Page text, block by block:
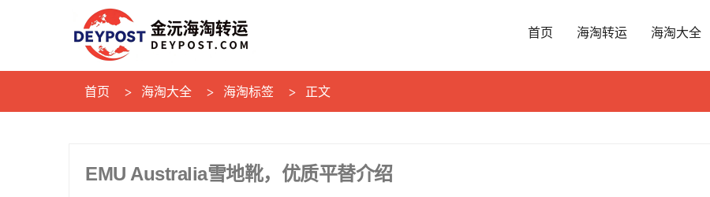
首页 海淘转运 海淘大全
首页 海淘大全 海淘标签 正文
EMU Australia雪地靴，优质平替介绍